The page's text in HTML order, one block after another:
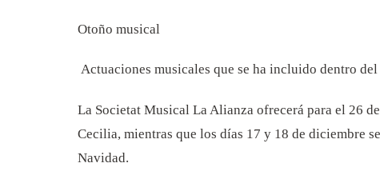
Otoño musical
Actuaciones musicales que se ha incluido dentro
La Societat Musical La Alianza ofrecerá para el 26
Cecilia, mientras que los días 17 y 18 de diciembre
Navidad.
We